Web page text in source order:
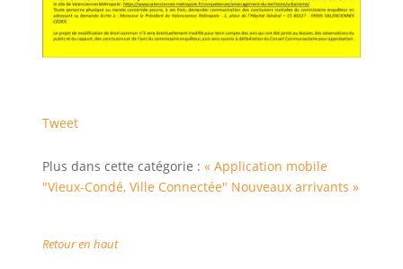
Tweet
Plus dans cette catégorie : « Application mobile
"Vieux-Condé, Ville Connectée" Nouveaux arrivants »
Retour en haut